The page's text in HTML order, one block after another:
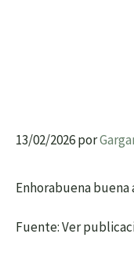
13/02/2026por
Enhorabuena buena
Fuente: Ver